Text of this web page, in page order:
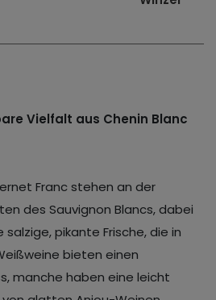
Vielfalt aus Chenin Blanc
Franc stehen an der
des Sauvignon Blancs, dabei
pikante Frische, die in
bieten einen
manche haben eine leicht